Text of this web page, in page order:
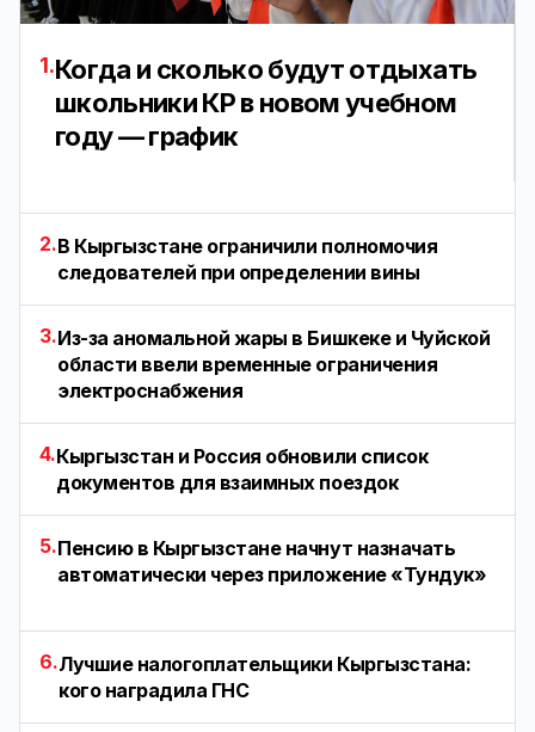
1.Когда и сколько будут отдыхать
школьники КР в новом учебном
году — график
2.В Кыргызстане ограничили полномочия
следователей при определении вины
3.Из-за аномальной жары в Бишкеке и Чуйской
области ввели временные ограничения
электроснабжения
4.Кыргызстан и Россия обновили список
документов для взаимных поездок
5.Пенсию в Кыргызстане начнут назначать
автоматически через приложение «Тундук»
6.Лучшие налогоплательщики Кыргызстана:
кого наградила ГНС